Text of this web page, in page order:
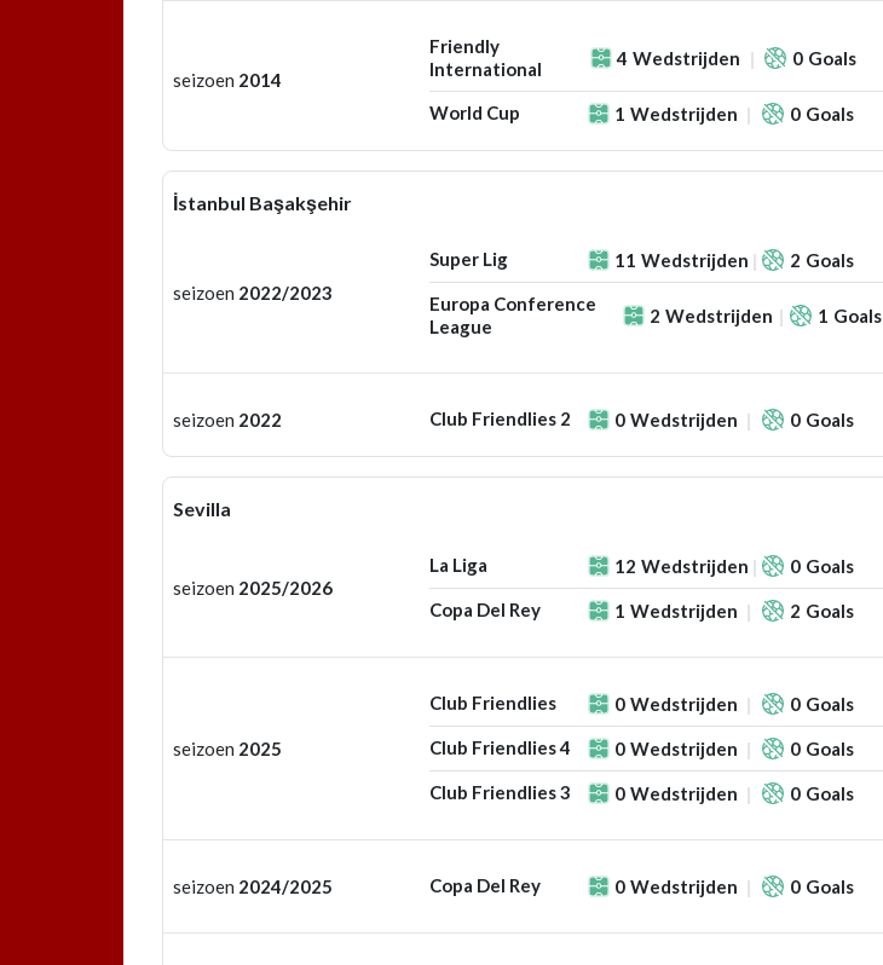
seizoen 2014
Friendly
International
4 Wedstrijden 0 Goals
World Cup 1 Wedstrijden 0 Goals
İstanbul Başakşehir
seizoen 2022/2023
Super Lig 11 Wedstrijden 2 Goals
Europa Conference
League
2 Wedstrijden 1 Goals
seizoen 2022 Club Friendlies 2 0 Wedstrijden 0 Goals
Sevilla
seizoen 2025/2026
La Liga 12 Wedstrijden 0 Goals
Copa Del Rey 1 Wedstrijden 2 Goals
seizoen 2025
Club Friendlies 0 Wedstrijden 0 Goals
Club Friendlies 4 0 Wedstrijden 0 Goals
Club Friendlies 3 0 Wedstrijden 0 Goals
seizoen 2024/2025 Copa Del Rey 0 Wedstrijden 0 Goals